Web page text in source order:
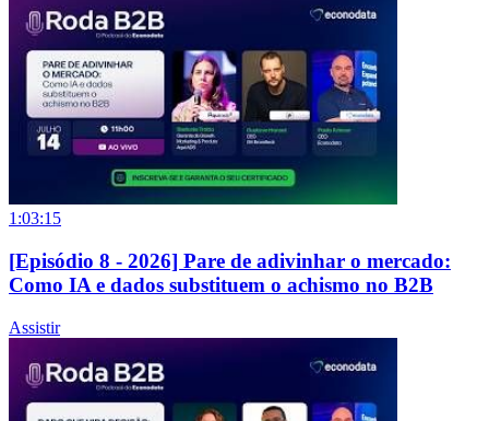
1:03:15
[Episódio 8 - 2026] Pare de adivinhar o mercado:
Como IA e dados substituem o achismo no B2B
Assistir